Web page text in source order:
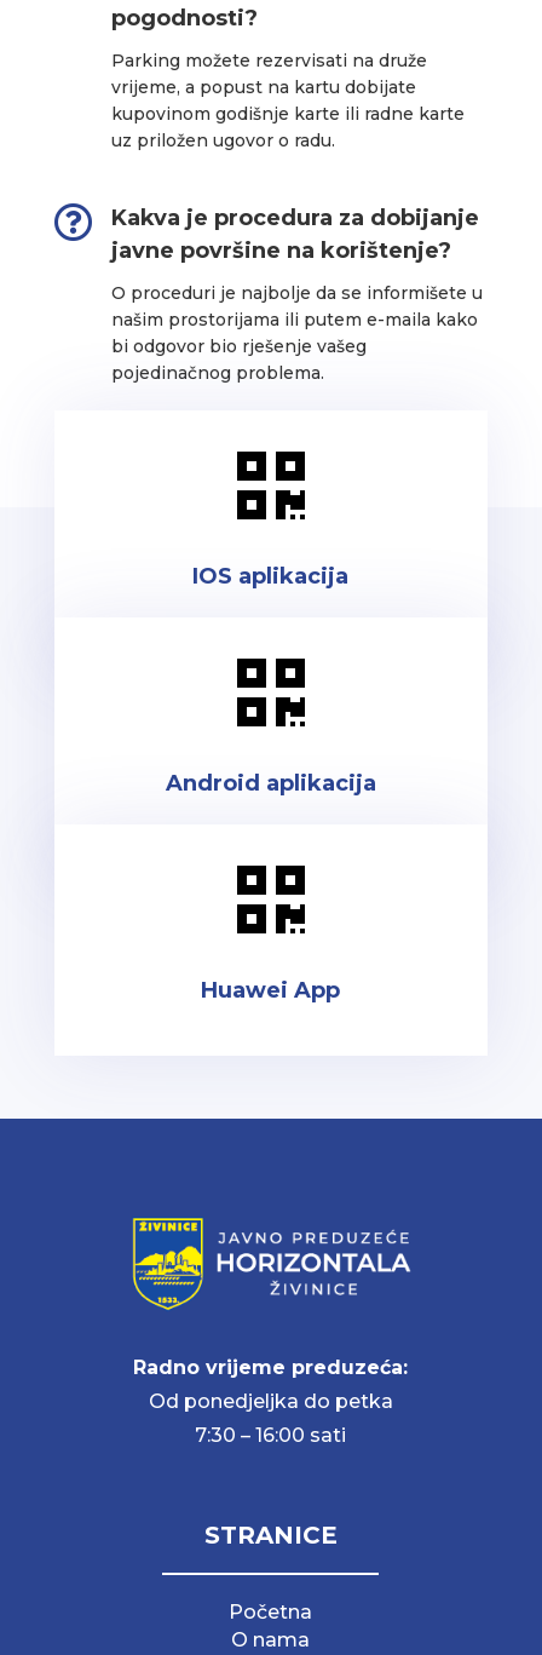
pogodnosti?
Parking možete rezervisati na druže
vrijeme, a popust na kartu dobijate
kupovinom godišnje karte ili radne karte
uz priložen ugovor o radu.

Kakva je procedura za dobijanje
javne površine na korištenje?
O proceduri je najbolje da se informišete u
našim prostorijama ili putem e-maila kako
bi odgovor bio rješenje vašeg
pojedinačnog problema.

IOS aplikacija

Android aplikacija

Huawei App
Radno vrijeme preduzeća:
Od ponedjeljka do petka
7:30 – 16:00 sati
STRANICE
Početna
O nama